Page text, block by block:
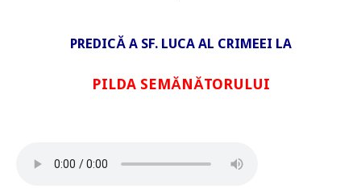
PREDICĂ A SF. LUCA AL CRIMEEI LA
PILDA SEMĂNĂTORULUI